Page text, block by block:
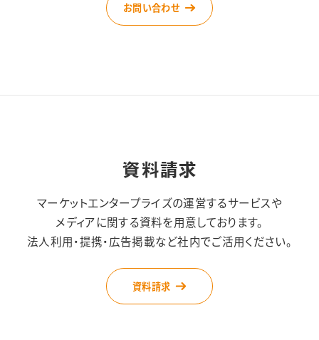
お問い合わせ
資料請求
マーケットエンタープライズの運営するサービスや
メディアに関する資料を用意しております。
法人利用・提携・広告掲載など社内でご活用ください。
資料請求